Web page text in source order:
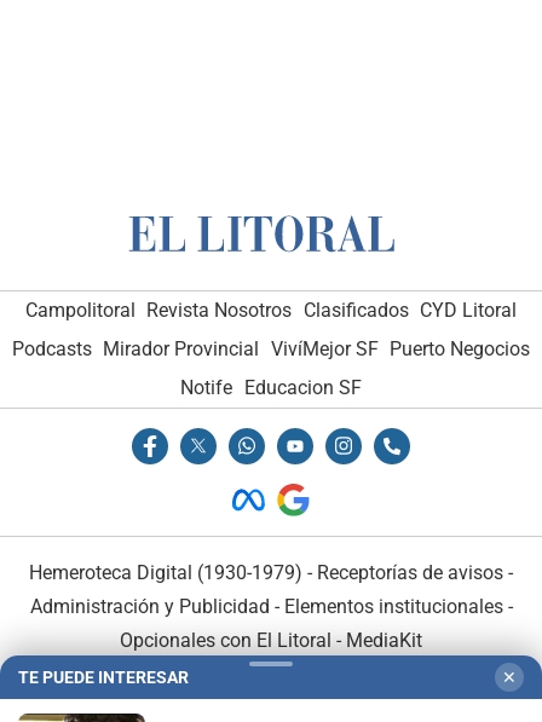
Campolitoral Revista Nosotros Clasificados CYD Litoral
Podcasts Mirador Provincial VivíMejor SF Puerto Negocios
Notife Educacion SF
Hemeroteca Digital (1930-1979) - Receptorías de avisos -
Administración y Publicidad - Elementos institucionales-
Opcionales con El Litoral - MediaKit
TE PUEDE INTERESAR ✕